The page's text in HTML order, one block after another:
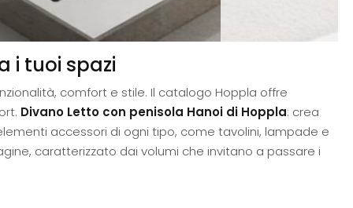
i tuoi spazi
comfort e stile. Il catalogo Hoppla offre
Divano Letto con penisola Hanoi di Hoppla: crea
accessori di ogni tipo, come tavolini, lampade e
caratterizzato dai volumi che invitano a passare i